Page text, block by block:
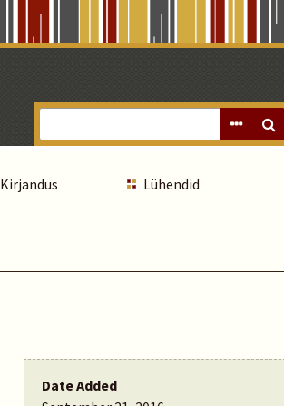
Kirjandus Lühendid
Date Added